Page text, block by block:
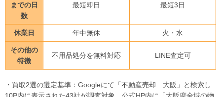
までの日
数
最短即日 最短3日
休業日 年中無休 火・水
その他の
特徴
不用品処分を無料対応 LINE査定可
・買取2選の選定基準：Googleにて「不動産売却 大阪」と検索し